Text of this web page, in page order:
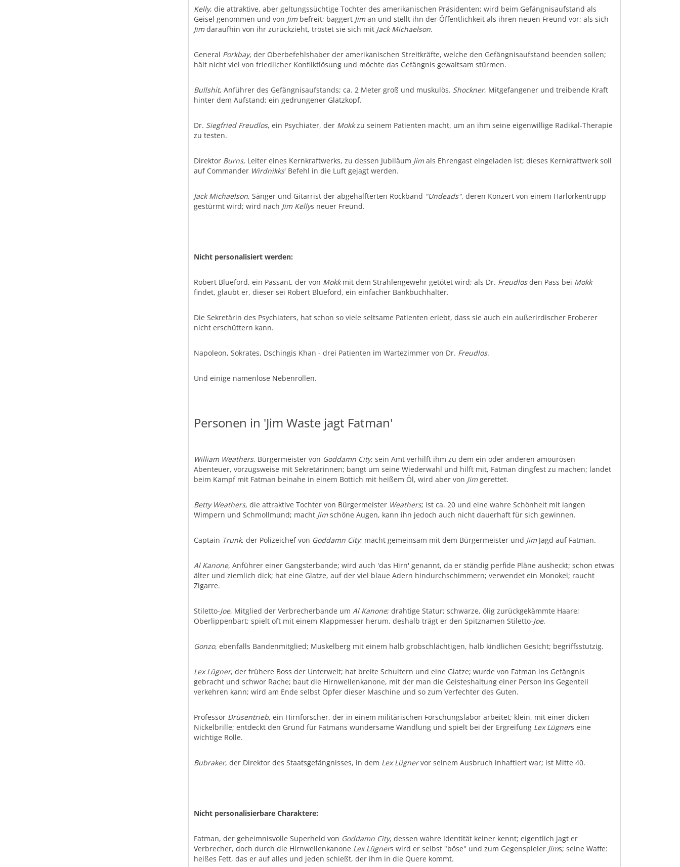
Kelly, die attraktive, aber geltungssüchtige Tochter des amerikanischen Präsidenten; wird beim Gefängnisaufstand als
Geisel genommen und von Jimbefreit; baggert Jiman und stellt ihn der Öffentlichkeit als ihren neuen Freund vor; als sich
Jimdaraufhin von ihr zurückzieht, tröstet sie sich mit Jack Michaelson.
General Porkbay, der Oberbefehlshaber der amerikanischen Streitkräfte, welche den Gefängnisaufstand beenden sollen;
hält nicht viel von friedlicher Konfliktlösung und möchte das Gefängnis gewaltsam stürmen.
Bullshit, Anführer des Gefängnisaufstands; ca. 2 Meter groß und muskulös. Shockner, Mitgefangener und treibende Kraft
hinter dem Aufstand; ein gedrungener Glatzkopf.
Dr. Siegfried Freudlos, ein Psychiater, der Mokkzu seinem Patienten macht, um an ihm seine eigenwillige Radikal-Therapie
zu testen.
Direktor Burns, Leiter eines Kernkraftwerks, zu dessen Jubiläum Jimals Ehrengast eingeladen ist; dieses Kernkraftwerk soll
auf Commander Wirdnikks' Befehl in die Luft gejagt werden.
Jack Michaelson, Sänger und Gitarrist der abgehalfterten Rockband "Undeads", deren Konzert von einem Harlorkentrupp
gestürmt wird; wird nach Jim Kellys neuer Freund.
Nicht personalisiert werden:
Robert Blueford, ein Passant, der von Mokkmit dem Strahlengewehr getötet wird; als Dr. Freudlosden Pass bei Mokk
findet, glaubt er, dieser sei Robert Blueford, ein einfacher Bankbuchhalter.
Die Sekretärin des Psychiaters, hat schon so viele seltsame Patienten erlebt, dass sie auch ein außerirdischer Eroberer
nicht erschüttern kann.
Napoleon, Sokrates, Dschingis Khan - drei Patienten im Wartezimmer von Dr. Freudlos.
Und einige namenlose Nebenrollen.
Personen in 'Jim Waste jagt Fatman'
William Weathers, Bürgermeister von Goddamn City; sein Amt verhilft ihm zu dem ein oder anderen amourösen
Abenteuer, vorzugsweise mit Sekretärinnen; bangt um seine Wiederwahl und hilft mit, Fatman dingfest zu machen; landet
beim Kampf mit Fatman beinahe in einem Bottich mit heißem Öl, wird aber von Jimgerettet.
Betty Weathers, die attraktive Tochter von Bürgermeister Weathers; ist ca. 20 und eine wahre Schönheit mit langen
Wimpern und Schmollmund; macht Jimschöne Augen, kann ihn jedoch auch nicht dauerhaft für sich gewinnen.
Captain Trunk, der Polizeichef von Goddamn City; macht gemeinsam mit dem Bürgermeister und JimJagd auf Fatman.
Al Kanone, Anführer einer Gangsterbande; wird auch 'das Hirn' genannt, da er ständig perfide Pläne ausheckt; schon etwas
älter und ziemlich dick; hat eine Glatze, auf der viel blaue Adern hindurchschimmern; verwendet ein Monokel; raucht
Zigarre.
Stiletto-Joe, Mitglied der Verbrecherbande umAl Kanone; drahtige Statur; schwarze, ölig zurückgekämmte Haare;
Oberlippenbart; spielt oft mit einem Klappmesser herum, deshalb trägt er den Spitznamen Stiletto-Joe.
Gonzo, ebenfalls Bandenmitglied; Muskelberg mit einem halb grobschlächtigen, halb kindlichen Gesicht; begriffsstutzig.
Lex Lügner, der frühere Boss der Unterwelt; hat breite Schultern und eine Glatze; wurde von Fatman ins Gefängnis
gebracht und schwor Rache; baut die Hirnwellenkanone, mit der man die Geisteshaltung einer Person ins Gegenteil
verkehren kann; wird am Ende selbst Opfer dieser Maschine und so zum Verfechter des Guten.
Professor Drüsentrieb, ein Hirnforscher, der in einem militärischen Forschungslabor arbeitet; klein, mit einer dicken
Nickelbrille; entdeckt den Grund für Fatmans wundersame Wandlung und spielt bei der Ergreifung Lex Lügners eine
wichtige Rolle.
Bubraker, der Direktor des Staatsgefängnisses, in dem Lex Lügnervor seinem Ausbruch inhaftiert war; ist Mitte 40.
Nicht personalisierbare Charaktere:
Fatman, der geheimnisvolle Superheld von Goddamn City, dessen wahre Identität keiner kennt; eigentlich jagt er
Verbrecher, doch durch die Hirnwellenkanone Lex Lügners wird er selbst "böse" und zum Gegenspieler Jims; seine Waffe:
heißes Fett, das er auf alles und jeden schießt, der ihm in die Quere kommt.